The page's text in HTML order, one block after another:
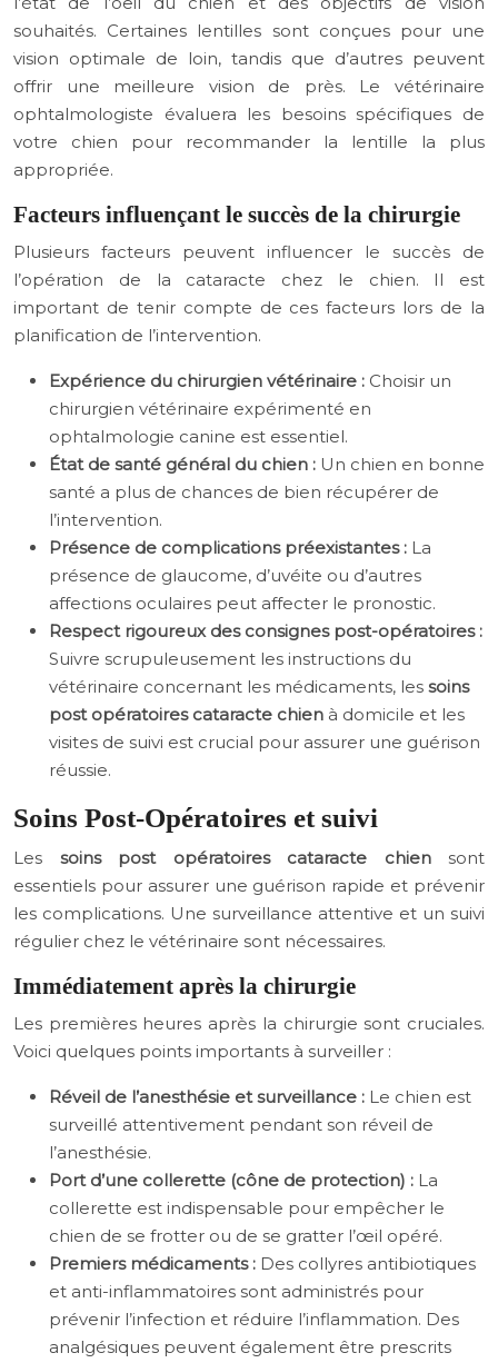
souhaités. Certaines lentilles sont conçues pour une
vision optimale de loin, tandis que d’autres peuvent
offrir une meilleure vision de près. Le vétérinaire
ophtalmologiste évaluera les besoins spécifiques de
votre chien pour recommander la lentille la plus
appropriée.
Facteurs influençant le succès de la chirurgie
Plusieurs facteurs peuvent influencer le succès de
l’opération de la cataracte chez le chien. Il est
important de tenir compte de ces facteurs lors de la
planification de l’intervention.
Expérience du chirurgien vétérinaire : Choisir un
chirurgien vétérinaire expérimenté en
ophtalmologie canine est essentiel.
État de santé général du chien : Un chien en bonne
santé a plus de chances de bien récupérer de
l’intervention.
Présence de complications préexistantes : La
présence de glaucome, d’uvéite ou d’autres
affections oculaires peut affecter le pronostic.
Respect rigoureux des consignes post-opératoires :
Suivre scrupuleusement les instructions du
vétérinaire concernant les médicaments, les soins
post opératoires cataracte chien à domicile et les
visites de suivi est crucial pour assurer une guérison
réussie.
Soins Post-Opératoires et suivi
Les soins post opératoires cataracte chien sont
essentiels pour assurer une guérison rapide et prévenir
les complications. Une surveillance attentive et un suivi
régulier chez le vétérinaire sont nécessaires.
Immédiatement après la chirurgie
Les premières heures après la chirurgie sont cruciales.
Voici quelques points importants à surveiller :
Réveil de l’anesthésie et surveillance : Le chien est
surveillé attentivement pendant son réveil de
l’anesthésie.
Port d’une collerette (cône de protection) : La
collerette est indispensable pour empêcher le
chien de se frotter ou de se gratter l’œil opéré.
Premiers médicaments : Des collyres antibiotiques
et anti-inflammatoires sont administrés pour
prévenir l’infection et réduire l’inflammation. Des
analgésiques peuvent également être prescrits